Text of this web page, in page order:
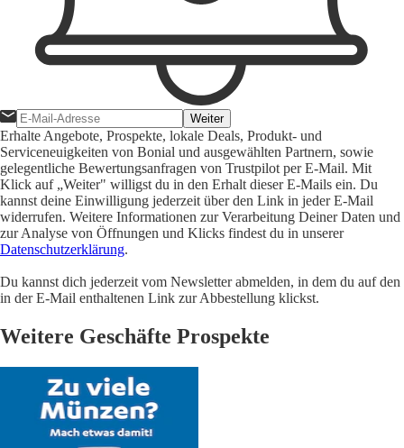
Weiter
Erhalte Angebote, Prospekte, lokale Deals, Produkt- und
Serviceneuigkeiten von Bonial und ausgewählten Partnern, sowie
gelegentliche Bewertungsanfragen von Trustpilot per E-Mail. Mit
Klick auf „Weiter" willigst du in den Erhalt dieser E-Mails ein. Du
kannst deine Einwilligung jederzeit über den Link in jeder E-Mail
widerrufen. Weitere Informationen zur Verarbeitung Deiner Daten und
zur Analyse von Öffnungen und Klicks findest du in unserer
Datenschutzerklärung.
Du kannst dich jederzeit vom Newsletter abmelden, in dem du auf den
in der E-Mail enthaltenen Link zur Abbestellung klickst.
Weitere Geschäfte Prospekte